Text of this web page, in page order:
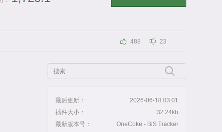
488 23
最后更新：
2026-06-18 03:01
插件大小：
32.24kb
最新版本号：
OneCoke - BiS Tracker